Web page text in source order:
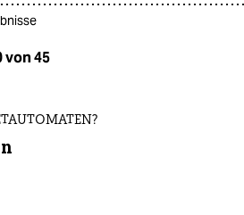
taz zahl ich
ich
von 45